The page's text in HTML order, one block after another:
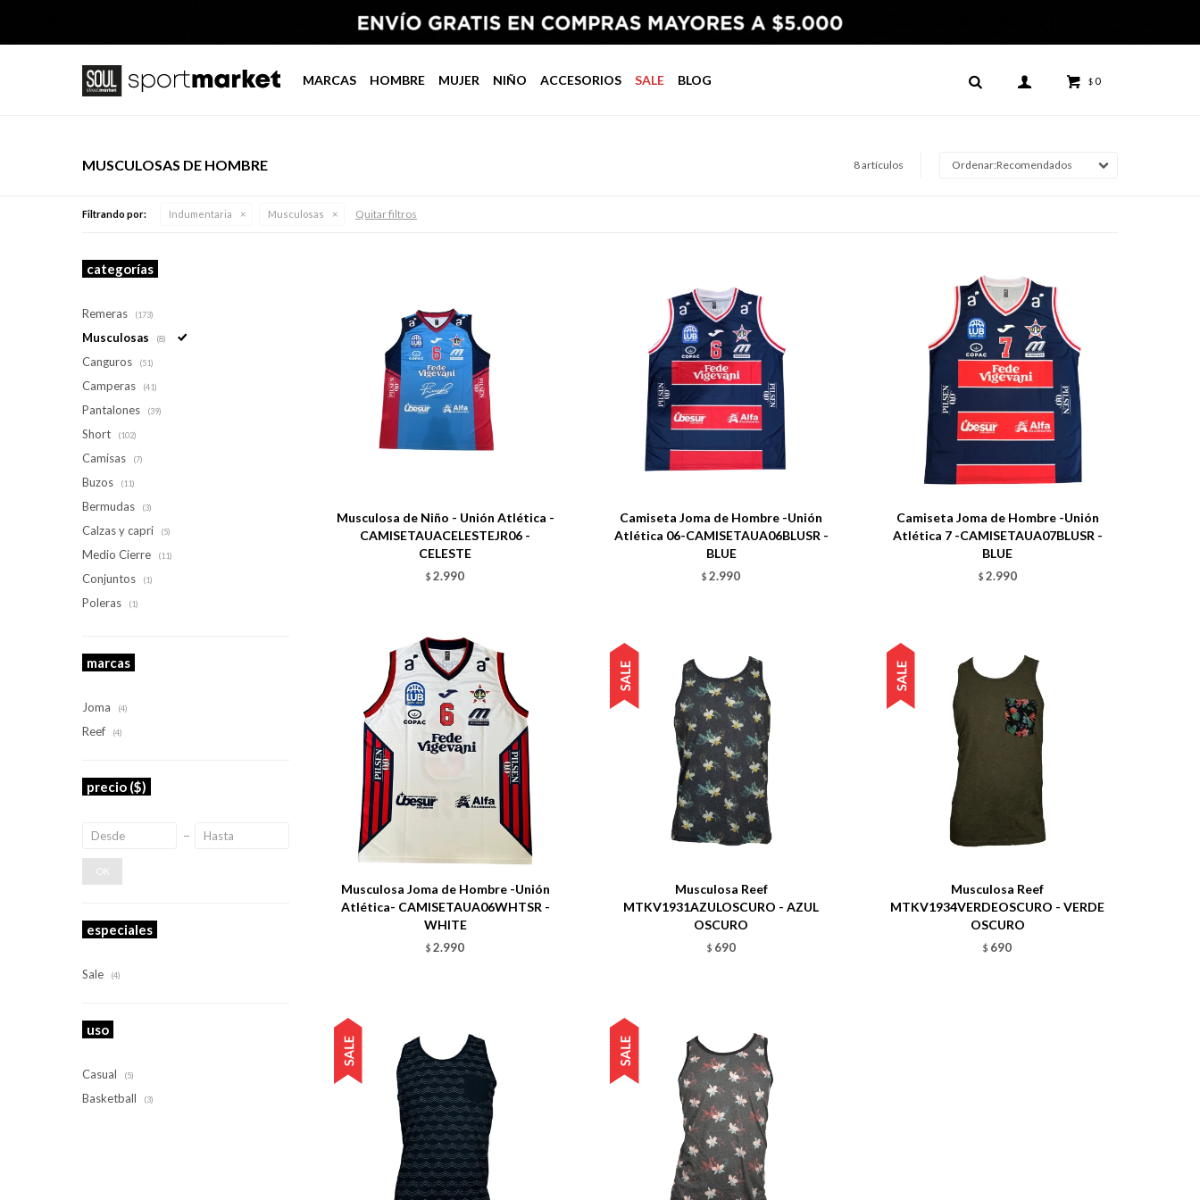
MARCAS HOMBRE MUJER NIÑO ACCESORIOS SALE BLOG $ 0
MUSCULOSAS DE HOMBRE 8 artículos Recomendados
Filtrando por: Indumentaria Musculosas Quitar filtros
Musculosa de Niño - Unión Atlética -
CAMISETAUACELESTEJR06 -
CELESTE
$ 2.990
Camiseta Joma de Hombre -Unión
Atlética 06-CAMISETAUA06BLUSR -
BLUE
$ 2.990
Camiseta Joma de Hombre -Unión
Atlética 7 -CAMISETAUA07BLUSR -
BLUE
$ 2.990
Talle
Musculosa Joma de Hombre -Unión
Atlética- CAMISETAUA06WHTSR -
WHITE
$ 2.990
Talle
Musculosa Reef
MTKV1931AZULOSCURO - AZUL
OSCURO
$ 690
Musculosa Reef
MTKV1934VERDEOSCURO - VERDE
OSCURO
$ 690
categorías
Remeras (173)
Musculosas (8)
Canguros (51)
Camperas (41)
Pantalones (39)
Short (102)
Camisas (7)
Buzos (11)
Bermudas (3)
Calzas y capri (5)
Medio Cierre (11)
Conjuntos (1)
Poleras (1)
marcas
Joma (4)
Reef (4)
precio ($)
OK
especiales
Sale (4)
uso
Casual (5)
Basketball (3)